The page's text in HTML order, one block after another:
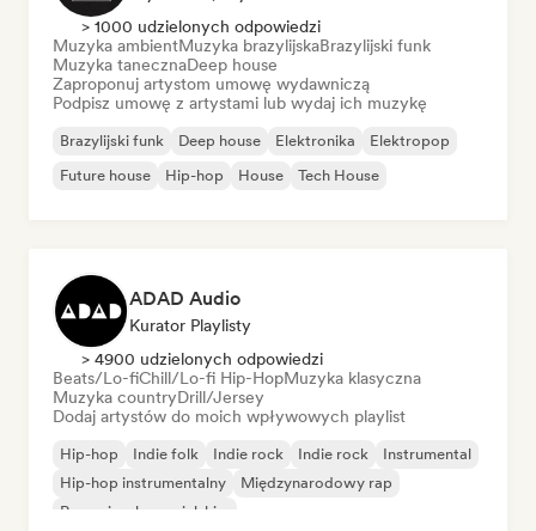
> 1000 udzielonych odpowiedzi
Muzyka ambientMuzyka brazylijskaBrazylijski funk
Muzyka tanecznaDeep house
Zaproponuj artystom umowę wydawniczą
Podpisz umowę z artystami lub wydaj ich muzykę
Brazylijski funk Deep house Elektronika
Elektropop
Future house
Hip-hop House Tech House
ADAD Audio
Kurator Playlisty
> 4900 udzielonych odpowiedzi
Beats/Lo-fiChill/Lo-fi Hip-HopMuzyka klasyczna
Muzyka countryDrill/Jersey
Dodaj artystów do moich wpływowych playlist
Hip-hop Indie folk Indie rock Indie rock
Instrumental
Hip-hop instrumentalny
Międzynarodowy rap
Rap w języku angielskim